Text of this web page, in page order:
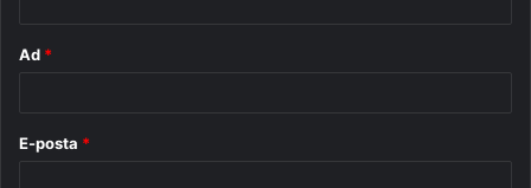
Ad *
E-posta *